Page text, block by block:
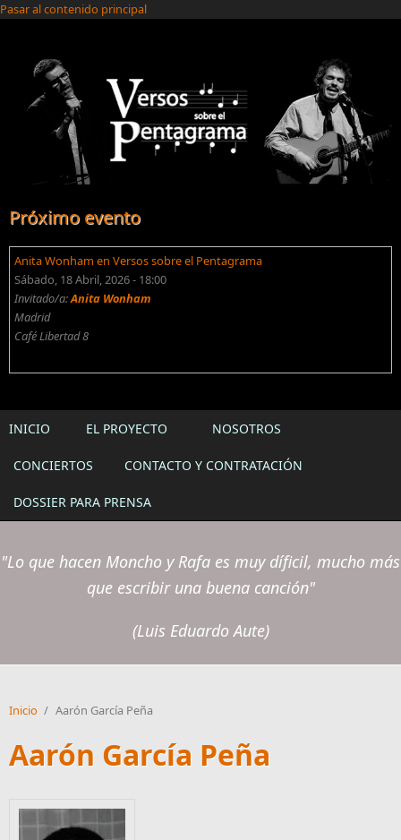
Pasar al contenido principal
Próximo evento
Anita Wonham en Versos sobre el Pentagrama
Sábado, 18 Abril, 2026 - 18:00
Invitado/a:Anita Wonham
Madrid
Café Libertad 8
INICIO EL PROYECTO NOSOTROS
CONCIERTOS CONTACTO Y CONTRATACIÓN
DOSSIER PARA PRENSA
"Lo que hacen Moncho y Rafa es muy díficil, mucho más
que escribir una buena canción"
(Luis Eduardo Aute)
Inicio / Aarón García Peña
Aarón García Peña